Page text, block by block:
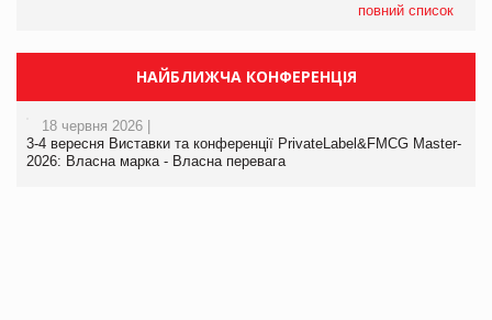
повний список
НАЙБЛИЖЧА КОНФЕРЕНЦІЯ
18 червня 2026 |
3-4 вересня Виставки та конференції PrivateLabel&FMCG Master-
2026: Власна марка - Власна перевага